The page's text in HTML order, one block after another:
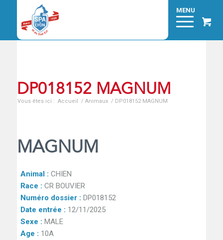
DP018152 MAGNUM
Vous êtes ici : Accueil / Animaux / DP018152 MAGNUM
MAGNUM
Animal : CHIEN
Race : CR BOUVIER
Numéro dossier : DP018152
Date entrée : 12/11/2025
Sexe : MALE
Age : 10A